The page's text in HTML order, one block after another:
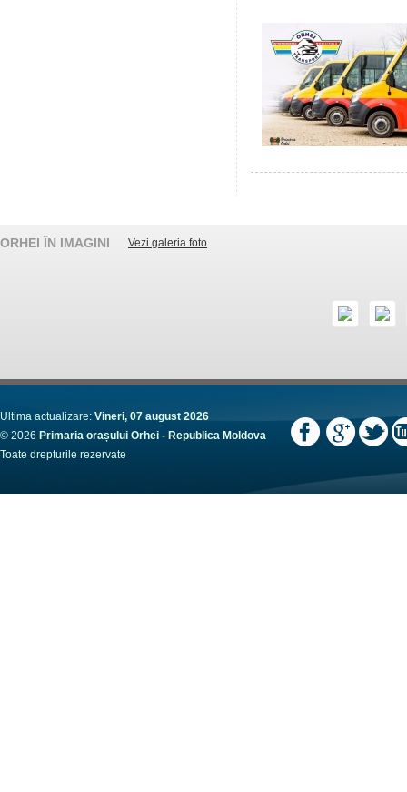
ORHEI ÎN IMAGINI Vezi galeria foto
Ultima actualizare: Vineri, 07 august 2026
© 2026 Primaria orașului Orhei - Republica Moldova
Toate drepturile rezervate